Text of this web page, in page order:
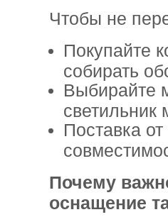
Чтобы не
Покупайте
собирать
Выбирайте
светильник
Поставка
Почему
оснащение